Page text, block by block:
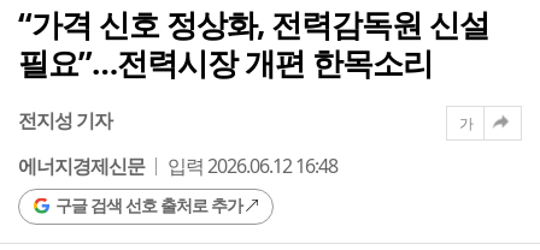
“가격 신호 정상화, 전력감독원 신설
필요”…전력시장 개편 한목소리
전지성 기자
에너지경제신문
입력 2026.06.12 16:48
구글 검색 선호 출처로 추가
가